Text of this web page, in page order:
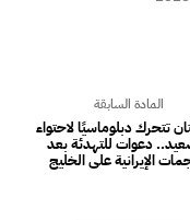
المادة السابقة
تتحرك دبلوماسيًا لاحتواء
دعوات للتهدئة بعد
الإيرانية على الخليج